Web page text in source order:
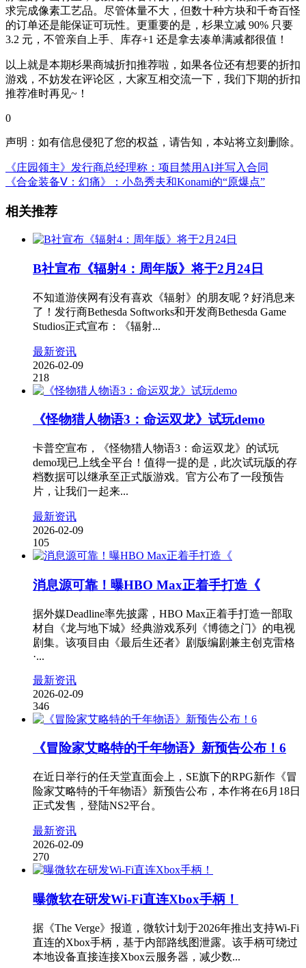
求完成像素工艺品。尽管体量不大，但数十种方块和千奇百怪
的订单还是能保证可玩性。更重要的是，杉果立减 90% 只要
3.2 元，不管亲自上手、库存+1 还是拿去凑单满减都很值！
以上就是本期杉果商城折扣推荐啦，如果各位还有想要的折扣
游戏，不妨发在评论区，大家互相交流一下，我们下期的折扣
推荐准时再见~！
0
声明：如有信息侵犯了您的权益，请告知，本站将立刻删除。
《庄园领主》发行商总经理称：项目禁用AI并写入合同
《合金装备Ⅴ：幻痛》：小岛秀夫和Konami的“原爆点”
相关推荐
B社宣布《辐射4：周年版》将于2月24日
不知道游侠网有没有喜欢《辐射》的朋友呢？好消息来
了！发行商Bethesda Softworks和开发商Bethesda Game
Studios正式宣布：《辐射...
最新资讯
2026-02-09
218
《怪物猎人物语3：命运双龙》试玩demo
卡普空宣布，《怪物猎人物语3：命运双龙》的试玩
demo现已上线全平台！值得一提的是，此次试玩版的存
档数据可以继承至正式版游戏。官方公布了一段预告
片，让我们一起来...
最新资讯
2026-02-09
105
消息源可靠！曝HBO Max正着手打造《
据外媒Deadline率先披露，HBO Max正着手打造一部取
材自《龙与地下城》经典游戏系列《博德之门》的电视
剧集。该项目由《最后生还者》剧版编剧兼主创克雷格
·...
最新资讯
2026-02-09
346
《冒险家艾略特的千年物语》新预告公布！6
在近日举行的任天堂直面会上，SE旗下的RPG新作《冒
险家艾略特的千年物语》新预告公布，本作将在6月18日
正式发售，登陆NS2平台。
最新资讯
2026-02-09
270
曝微软在研发Wi-Fi直连Xbox手柄！
据《The Verge》报道，微软计划于2026年推出支持Wi-Fi
直连的Xbox手柄，基于内部路线图泄露。该手柄可绕过
本地设备直接连接Xbox云服务器，减少数...